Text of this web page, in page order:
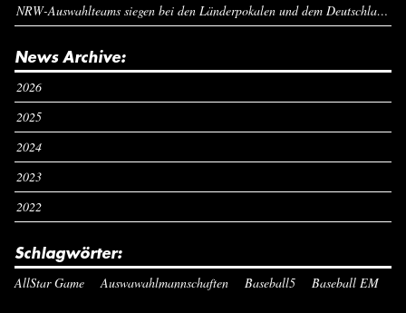
NRW-Auswahlteams siegen bei den Länderpokalen und dem Deutschlandcup an Pfingsten
News Archive:
2026
2025
2024
2023
2022
Schlagwörter:
AllStar Game Auswawahlmannschaften Baseball5 Baseball EM